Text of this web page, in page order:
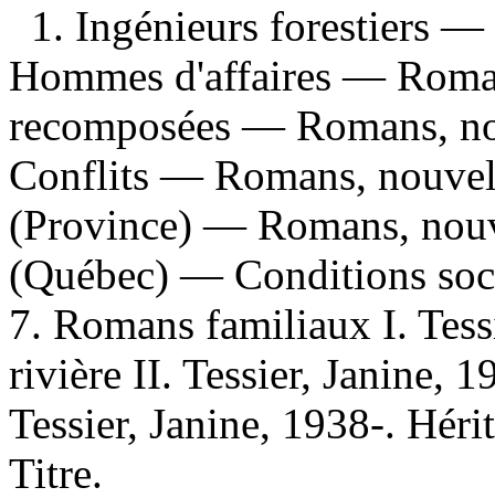
1. Ingénieurs forestiers —
Hommes d'affaires —
recomposées — Romans,
Conflits — Romans,
(Province) — Romans,
(Québec) — Conditions
7. Romans familiaux I.
rivière II. Tessier, Janine,
Tessier, Janine, 1938-.
Titre.